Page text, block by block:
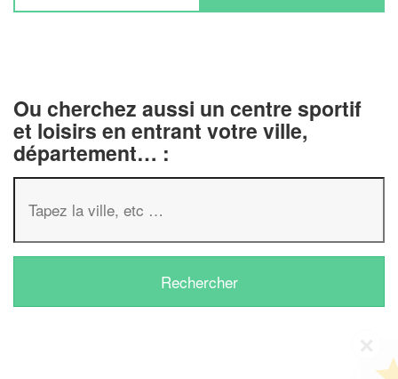
Ou cherchez aussi un centre sportif
et loisirs en entrant votre ville,
département… :